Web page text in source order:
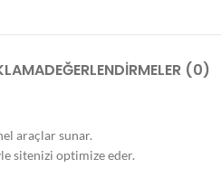
DEĞERLENDIRMELER (0)
araçlar sunar.
sitenizi optimize eder.